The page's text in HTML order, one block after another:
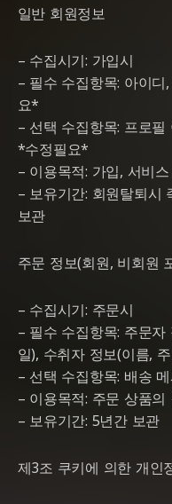
일반 회원정보
– 수집시기: 가입시
– 필수 수집항목: 아이
요*
– 선택 수집항목: 프로
*수정필요*
– 이용목적: 가입, 서비
– 보유기간: 회원탈퇴시
보관
주문 정보(회원, 비회원
– 수집시기: 주문시
– 필수 수집항목: 주문
일), 수취자 정보(이름,
– 선택 수집항목: 배송
– 이용목적: 주문 상품의
– 보유기간: 5년간 보관
제3조 쿠키에 의한 개인